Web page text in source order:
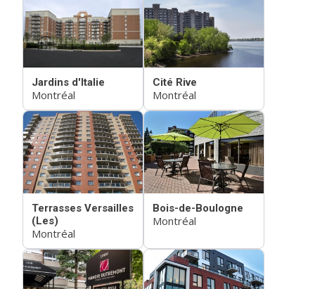
Jardins d'Italie
Montréal
Cité Rive
Montréal
Terrasses Versailles
(Les)
Montréal
Bois-de-Boulogne
Montréal